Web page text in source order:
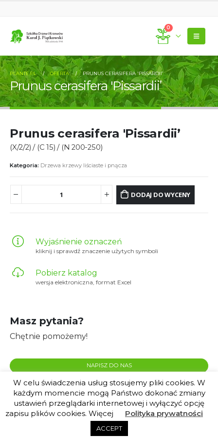
0
PLANTE.PL OFERTA PRUNUS CERASIFERA 'PISSARDII’
Prunus cerasifera 'Pissardii’
Prunus cerasifera 'Pissardii’
(X/2/2) / (C 15) / (N 200-250)
Kategoria: Drzewa krzewy liściaste i pnącza
DODAJ DO WYCENY
Wyjaśnienie oznaczeń
kliknij i sprawdź znaczenie użytych symboli
Pobierz katalog
wersja elektroniczna, format Excel
Masz pytania?
Chętnie pomożemy!
NAPISZ DO NAS
created by euforino!
W celu świadczenia usług stosujemy pliki cookies. W
każdym momencie mogą Państwo dokonać zmiany
ustawień przeglądarki internetowej i wyłączyć opcję
zapisu plików cookies. Więcej
Polityka prywatności
ACCEPT